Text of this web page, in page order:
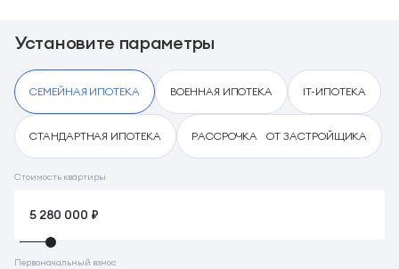
Установите параметры
СЕМЕЙНАЯ ИПОТЕКА ВОЕННАЯ ИПОТЕКА IT-ИПОТЕКА
СТАНДАРТНАЯ ИПОТЕКА РАССРОЧКА ОТ ЗАСТРОЙЩИКА
Стоимость квартиры
Первоначальный взнос